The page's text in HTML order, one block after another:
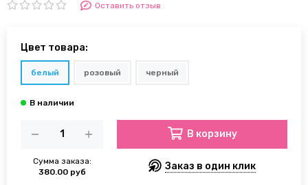
Оставить отзыв
Цвет товара:
белый розовый черный
Сумма заказа:
380.00 руб
В корзину
Заказ в один клик